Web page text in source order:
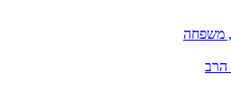
משפחה
הרב